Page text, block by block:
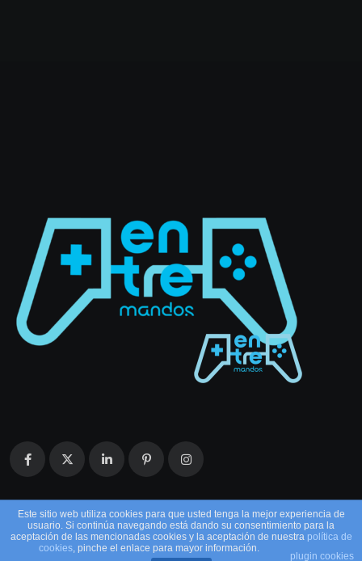
Este sitio web utiliza cookies para que usted tenga la mejor experiencia de
usuario. Si continúa navegando está dando su consentimiento para la
aceptación de las mencionadas cookies y la aceptación de nuestra política de
cookies, pinche el enlace para mayor información.
plugin cookies